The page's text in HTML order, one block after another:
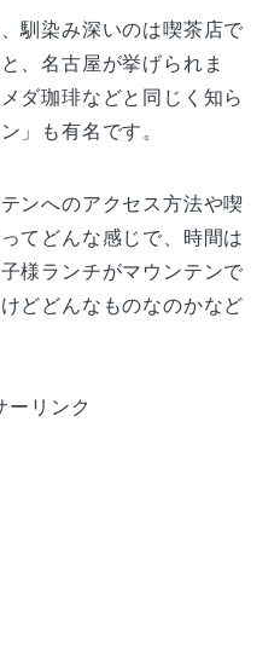
馴染み深いのは喫茶店で
、名古屋が挙げられま
ダ珈琲などと同じく知ら
」も有名です。
ンへのアクセス方法や喫
てどんな感じで、時間は
様ランチがマウンテンで
どどんなものなのかなど
ーリンク